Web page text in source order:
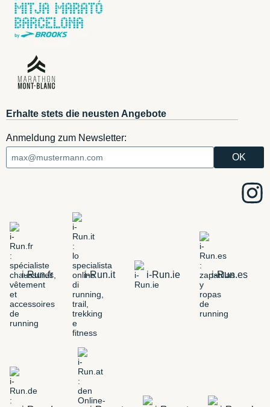
Erhalte stets die neusten Angebote
Anmeldung zum Newsletter:
i-Run.fr i-Run.it i-Run.ie i-Run.es